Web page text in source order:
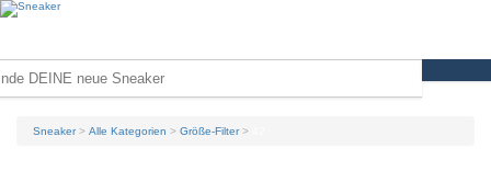
Sneaker Alle Kategorien Größe-Filter